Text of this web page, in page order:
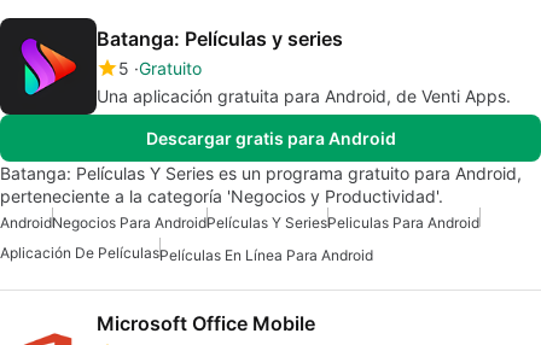
Batanga: Películas y series
5 Gratuito
Una aplicación gratuita para Android, de Venti Apps.
Descargar gratis para Android
Batanga: Películas Y Series es un programa gratuito para Android,
perteneciente a la categoría 'Negocios y Productividad'.
AndroidNegocios Para AndroidPelículas Y SeriesPeliculas Para Android
Aplicación De PelículasPelículas En Línea Para Android
Microsoft Office Mobile